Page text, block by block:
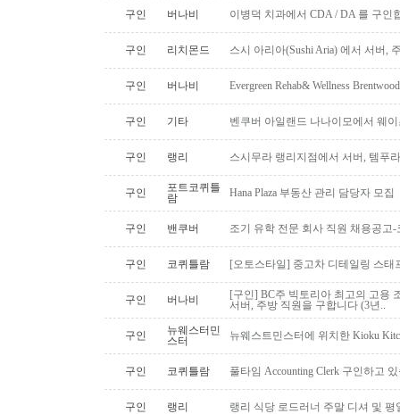
구인 버나비 이병덕 치과에서 CDA / DA 를 구인
구인 리치몬드 스시 아리아(Sushi Aria) 에서 서버,
구인 버나비 Evergreen Rehab& Wellness
구인 기타 벤쿠버 아일랜드 나나이모에서 웨
구인 랭리 스시무라 랭리지점에서 서버, 템푸
구인
포트코퀴틀
람
Hana Plaza 부동산 관리 담당자 모집
구인 밴쿠버 조기 유학 전문 회사 직원 채용공고
구인 코퀴틀람 [오토스타일] 중고차 디테일링 스태
구인 버나비
[구인] BC주 빅토리아 최고의 고용
서버, 주방 직원을 구합니다 (3년..
구인
뉴웨스터민
스터
뉴웨스트민스터에 위치한 Kioku
구인 코퀴틀람 풀타임 Accounting Clerk 구인하고
구인 랭리 랭리 식당 로드러너 주말 디셔 및